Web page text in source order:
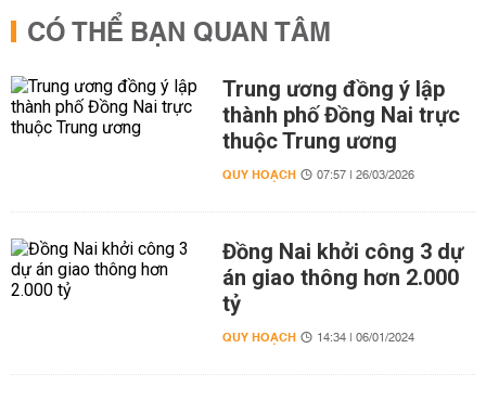
CÓ THỂ BẠN QUAN TÂM
Trung ương đồng ý lập
thành phố Đồng Nai trực
thuộc Trung ương
QUY HOẠCH 07:57 | 26/03/2026
Đồng Nai khởi công 3 dự
án giao thông hơn 2.000
tỷ
QUY HOẠCH 14:34 | 06/01/2024